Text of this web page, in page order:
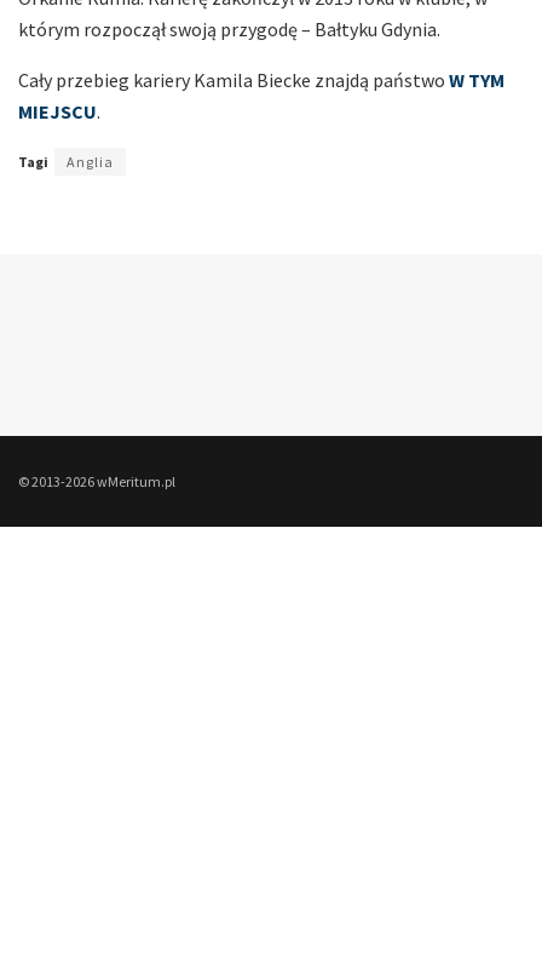
którym rozpoczął swoją przygodę – Bałtyku Gdynia.
Cały przebieg kariery Kamila Biecke znajdą państwo W TYM
MIEJSCU.
Tagi Anglia
© 2013-2026 wMeritum.pl